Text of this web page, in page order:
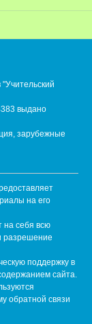
выдано
зарубежные
на его
на себя всю
разрешение
поддержку в
сайта.
обратной связи